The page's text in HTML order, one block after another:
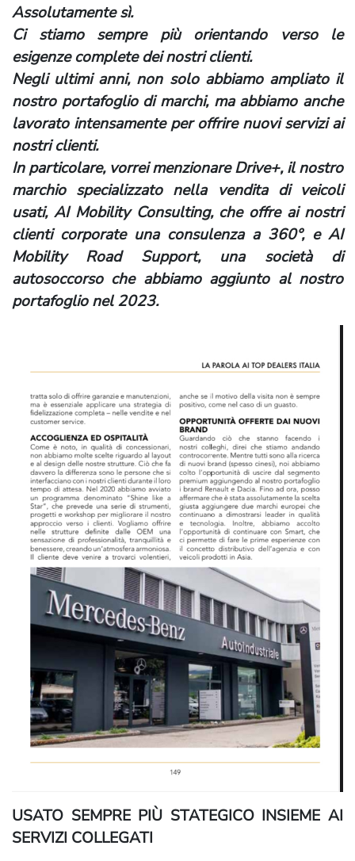
Assolutamente sì.
Ci stiamo sempre più orientando verso le
esigenze complete dei nostri clienti.
Negli ultimi anni, non solo abbiamo ampliato il
nostro portafoglio di marchi, ma abbiamo anche
lavorato intensamente per offrire nuovi servizi ai
nostri clienti.
In particolare, vorrei menzionare Drive+, il nostro
marchio specializzato nella vendita di veicoli
usati, AI Mobility Consulting, che offre ai nostri
clienti corporate una consulenza a 360°, e AI
Mobility Road Support, una società di
autosoccorso che abbiamo aggiunto al nostro
portafoglio nel 2023.
USATO SEMPRE PIÙ STATEGICO INSIEME AI
SERVIZI COLLEGATI